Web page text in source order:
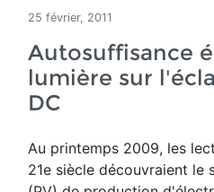
25 février, 2011
Autosuffisance
lumière sur
DC
Au printemps 2009, les
21e siècle découvraient le